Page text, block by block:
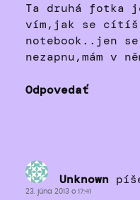
Ta druhá fotka
vím,jak se
notebook..jen
nezapnu,mám v
Odpovedať
Unknown
23. júna 2013 o 17:41